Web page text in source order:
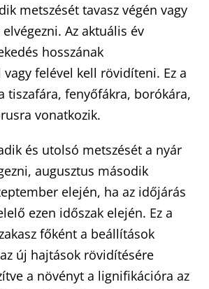
metszését tavasz végén vagy
Az aktuális év
hosszának
felével kell rövidíteni. Ez a
tiszafára, fenyőfákra, borókára,
vonatkozik.
és utolsó metszését a nyár
augusztus második
elején, ha az időjárás
ezen időszak elején. Ez a
főként a beállítások
új hajtások rövidítésére
a növényt a lignifikációra az